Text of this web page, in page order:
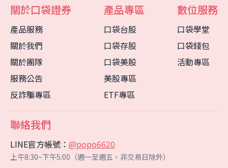
客服中心智能客服
關於口袋證券
產品服務
關於我們
關於團隊
服務公告
反詐騙專區
產品專區
口袋台股
口袋存股
口袋美股
美股專區
ETF專區
數位服務
口袋學堂
口袋錢包
活動專區
聯絡我們
LINE官方帳號： @popo6620
上午8:30~下午5:00（週一至週五，非交易日除外）